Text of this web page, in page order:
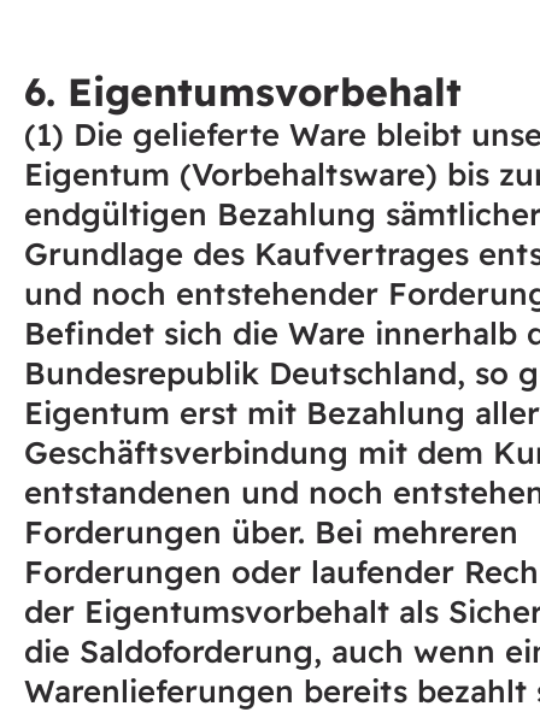
6. Eigentumsvorbehalt
(1) Die gelieferte Ware bleibt
Eigentum (Vorbehaltsware) bis
endgültigen Bezahlung
Grundlage des Kaufvertrages
und noch entstehender
Befindet sich die Ware innerhalb
Bundesrepublik Deutschland, so
Eigentum erst mit Bezahlung
Geschäftsverbindung mit dem
entstandenen und noch
Forderungen über. Bei mehreren
Forderungen oder laufender
der Eigentumsvorbehalt als
die Saldoforderung, auch wenn
Warenlieferungen bereits bezahlt